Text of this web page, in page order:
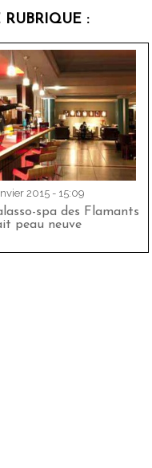
:
2015 - 15:09
spa des Flamants
peau neuve